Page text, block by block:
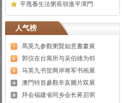
平甩養生法粥長領進平潭門
人气榜
馬英九参觀粥賢如意書畫展
郭仪在台寓所与吴伯雄为邻
马英九书贺两岸将军书画展
澳門特首參觀辛亥圖片双展
拜会福建省同乡会长蒋启弼